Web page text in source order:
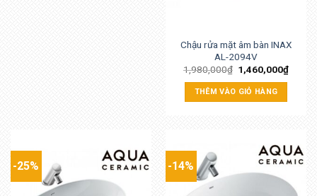
Chậu rửa mặt âm bàn INAX
AL-2094V
1,980,000₫ 1,460,000₫
THÊM VÀO GIỎ HÀNG
-25% -14%